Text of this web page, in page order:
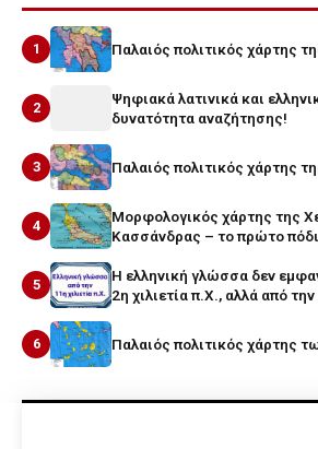
1 Παλαιός πολιτικός χάρτης
2
Ψηφιακά λατινικά και
δυνατότητα αναζήτησης!
3 Παλαιός πολιτικός χάρτης
4
Μορφολογικός χάρτης της
Κασσάνδρας – το πρώτο
5
Η ελληνική γλώσσα δεν
2η χιλιετία π.Χ., αλλά από
6 Παλαιός πολιτικός χάρτης